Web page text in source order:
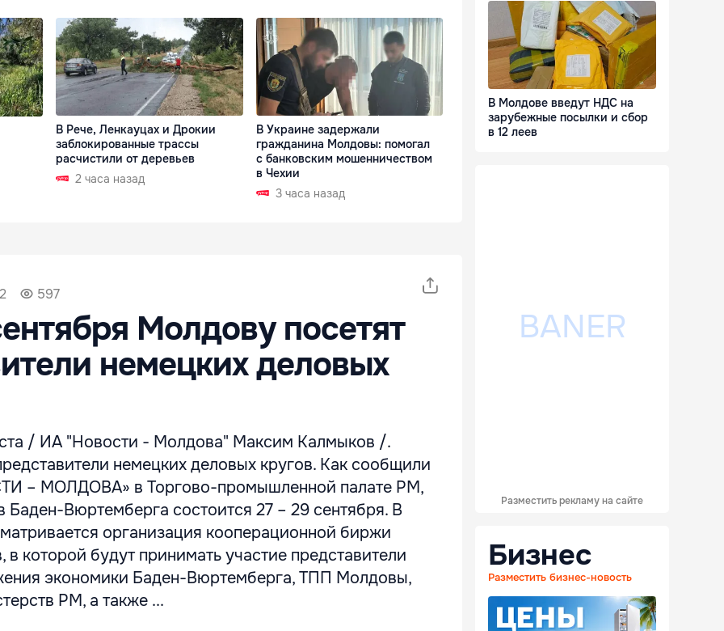
В Рече, Ленкауцах и Дрокии
заблокированные трассы
расчистили от деревьев
2 часа назад
В Украине задержали
гражданина Молдовы: помогал
с банковским мошенничеством
в Чехии
3 часа назад
597
Молдову посетят
немецких деловых
/ ИА "Новости - Молдова" Максим Калмыков /.
немецких деловых кругов. Как сообщили
– МОЛДОВА» в Торгово-промышленной палате РМ,
Баден-Вюртемберга состоится 27 – 29 сентября. В
организация кооперационной биржи
в которой будут принимать участие представители
экономики Баден-Вюртемберга, ТПП Молдовы,
РМ, а также ...
В Молдове введут НДС на
зарубежные посылки и сбор
в 12 леев
Разместить рекламу на сайте
Бизнес
Разместить бизнес-новость